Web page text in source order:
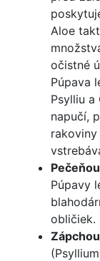
Aloe
očistné
Púpava
Psylliu
napučí,
Púpavy
obličiek.
Zápchou